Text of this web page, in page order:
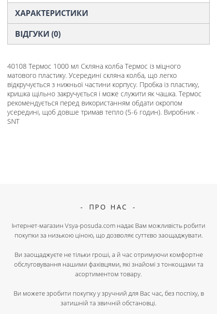
ХАРАКТЕРИСТИКИ
ВІДГУКИ (0)
40108 Термос 1000 мл Скляна колба Термос із міцного
матового пластику. Усередині скляна колба, що легко
відкручується з нижньої частини корпусу. Пробка із пластику,
кришка щільно закручується і може служити як чашка. Термос
рекомендується перед використанням обдати окропом
усередині, щоб довше тримав тепло (5-6 годин). Виробник -
SNT
ПРО НАС
Інтернет-магазин Vsya-posuda.com надає Вам можливість робити
покупки за низькою ціною, що дозволяє суттєво заощаджувати.
Ви заощаджуєте не тільки гроші, а й час отримуючи комфортне
обслуговування нашими фахівцями, які знайомі з тонкощами та
асортиментом товару.
Ви можете зробити покупку у зручний для Вас час, без поспіху, в
затишній та звичній обстановці.